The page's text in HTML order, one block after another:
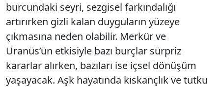
burcundaki seyri, sezgisel farkındalığı
artırırken gizli kalan duyguların yüzeye
çıkmasına neden olabilir. Merkür ve
Uranüs’ün etkisiyle bazı burçlar sürpriz
kararlar alırken, bazıları ise içsel dönüşüm
yaşayacak. Aşk hayatında kıskançlık ve tutku